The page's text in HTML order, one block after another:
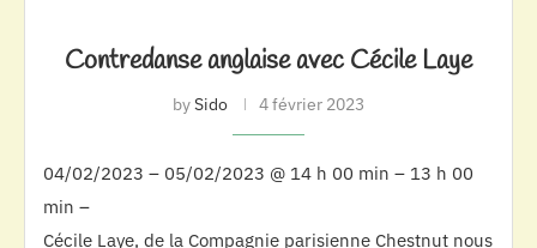
Contredanse anglaise avec Cécile Laye
bySido 4 février 2023
04/02/2023 – 05/02/2023 @ 14 h 00 min – 13 h 00
min –
Cécile Laye, de la Compagnie parisienne Chestnut nous